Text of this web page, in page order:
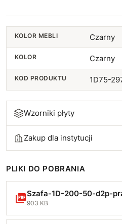
KOLOR MEBLI Czarny
KOLOR Czarny
KOD PRODUKTU 1D75-
Wzorniki płyty
Zakup dla instytucji
PLIKI DO POBRANIA
903 KB